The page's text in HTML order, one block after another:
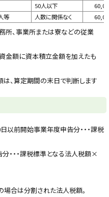
50人以下
等
人数に関係なく
所、事業所または寮などの従業
金額に資本積立金額を加えたも
、算定期間の末日で判断します
前開始事業年度申告分・・・課税
・・・課税標準となる法人税額×
場合は分割された法人税額。